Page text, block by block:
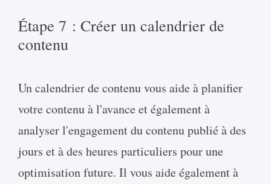
Étape 7 : Créer un calendrier de
contenu
Un calendrier de contenu vous aide à planifier
votre contenu à l'avance et également à
analyser l'engagement du contenu publié à des
jours et à des heures particuliers pour une
optimisation future. Il vous aide également à